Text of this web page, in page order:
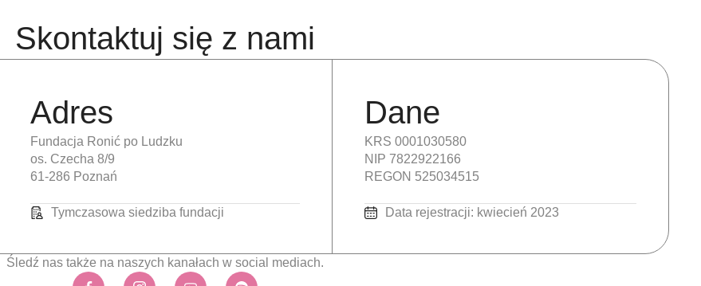
Skontaktuj się z nami
Adres
Fundacja Ronić po Ludzku
os. Czecha 8/9
61-286 Poznań
Tymczasowa siedziba fundacji
Dane
KRS 0001030580
NIP 7822922166
REGON 525034515
Data rejestracji: kwiecień 2023
Śledź nas także na naszych kanałach w social mediach.